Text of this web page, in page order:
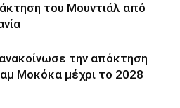
του Μουντιάλ από
την απόκτηση
Μοκόκα μέχρι το 2028